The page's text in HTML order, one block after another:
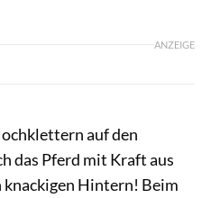
ANZEIGE
auf den
das Pferd mit Kraft aus
knackigen Hintern! Beim